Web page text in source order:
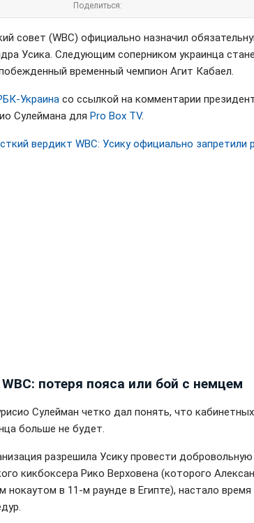
Поделиться:
совет (WBC) официально назначил
Усика. Следующим соперником украинца
временный чемпион Агит Кабаел.
Украина со ссылкой на комментарии
Сулеймана для Pro Box TV.
вердикт WBC: Усику официально запретили
потеря пояса или бой с немцем
Сулейман четко дал понять, что кабинетных
больше не будет.
разрешила Усику провести
кикбоксера Рико Верховена (которого
нокаутом в 11-м раунде в Египте), настало время